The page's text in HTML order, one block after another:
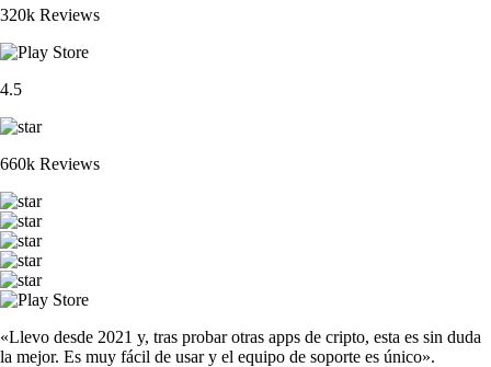
320k Reviews
4.5
660k Reviews
«Llevo desde 2021 y, tras probar otras apps de cripto, esta es sin duda
la mejor. Es muy fácil de usar y el equipo de soporte es único».